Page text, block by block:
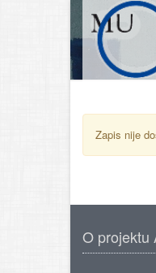
Zapis nije
O projektu